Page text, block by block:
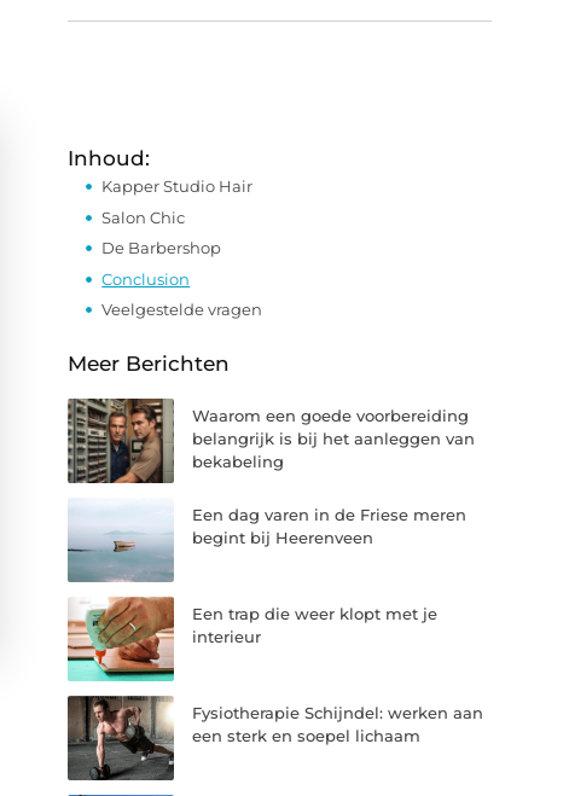
Inhoud:
Kapper Studio Hair
Salon Chic
De Barbershop
Conclusion
Veelgestelde vragen
Meer Berichten
Waarom een goede voorbereiding
belangrijk is bij het aanleggen van
bekabeling
Een dag varen in de Friese meren
begint bij Heerenveen
Een trap die weer klopt met je
interieur
Fysiotherapie Schijndel: werken aan
een sterk en soepel lichaam